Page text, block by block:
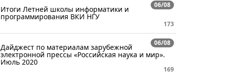
06/08
Итоги Летней школы информатики и
программирования ВКИ НГУ
173
06/08
Дайджест по материалам зарубежной
электронной прессы «Российская наука и мир».
Июль 2020
169